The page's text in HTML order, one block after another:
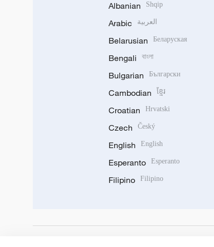
Albanian Shqip
Arabic العربية
Belarusian Беларуская
Bengali বাংলা
Bulgarian Български
Cambodian ខ្មែរ
Croatian Hrvatski
Czech Český
English English
Esperanto Esperanto
Filipino Filipino